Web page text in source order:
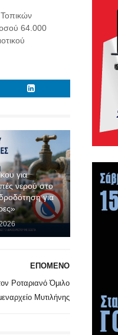
64.000
για
νερού στο
για
ΕΠΟΜΕΝΟ
Ροταριανό Όμιλο
Μυτιλήνης